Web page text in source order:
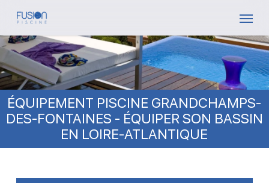
Skip
main
content
ÉQUIPEMENT PISCINE GRANDCHAMPS-
DES-FONTAINES - ÉQUIPER SON BASSIN
EN LOIRE-ATLANTIQUE